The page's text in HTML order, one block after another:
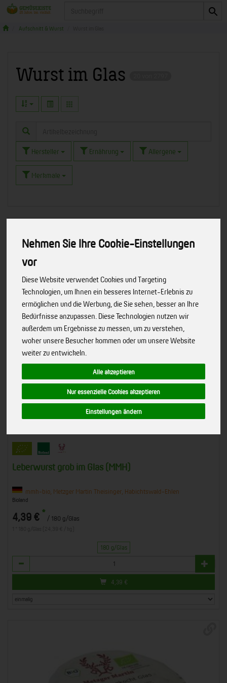
Nehmen Sie Ihre Cookie-Einstellungen
vor
Diese Website verwendet Cookies und Targeting
Technologien, um Ihnen ein besseres Internet-Erlebnis zu
ermöglichen und die Werbung, die Sie sehen, besser an Ihre
Bedürfnisse anzupassen. Diese Technologien nutzen wir
außerdem um Ergebnisse zu messen, um zu verstehen,
woher unsere Besucher kommen oder um unsere Website
weiter zu entwickeln.
Alle akzeptieren
Nur essenzielle Cookies akzeptieren
Einstellungen ändern
Aufschnitt & Wurst
Wurst im Glas
Hersteller Ernährung Allergene
Merkmale
Leberwurst grob im Glas (MMH)
mmh-bio, Metzger Martin Theisinger, Habichtswald-Ehlen
Bioland
4,39 € * / 180 g/Glas
180 g/Glas
Anzahl
4,39 €